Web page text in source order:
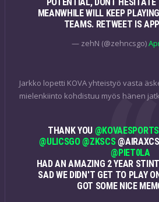
MEANWHILE WILL KEEP
TEAMS. RETWEET IS
— zehN (@zehncsgo)
Jarkko lopetti KOVA yhteistyö vasta
mielenkiinto kohdistuu myös hänen
THANK YOU @KOVAESPORTS
@ULICSGO@ZKSCS
@PIET0LA
HAD AN AMAZING 2 YEAR
SAD WE DIDN'T GET TO PLAY
GOT SOME NICE